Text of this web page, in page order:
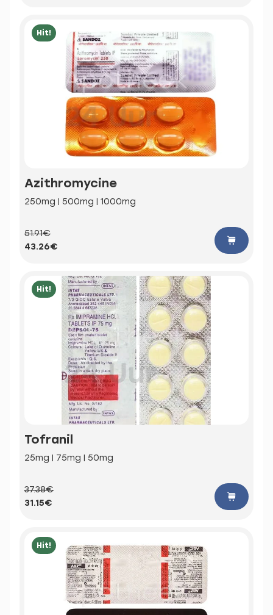
Hit!
Azithromycine
250mg | 500mg | 1000mg
51.91€
43.26€
Hit!
Tofranil
25mg | 75mg | 50mg
37.38€
31.15€
Hit!